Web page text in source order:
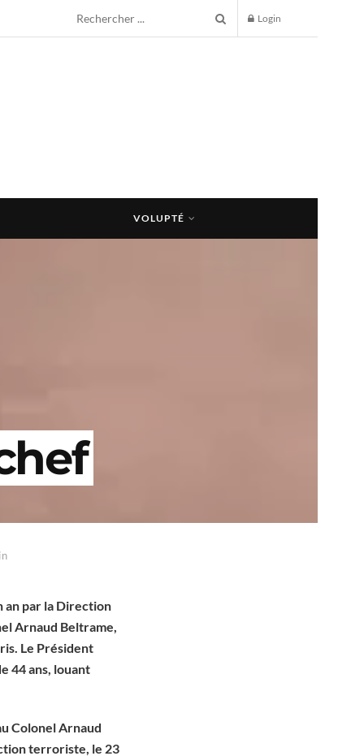
Login
VOLUPTÉ
an par la Direction
Arnaud Beltrame,
Le Président
44 ans, louant
Colonel Arnaud
terroriste, le 23